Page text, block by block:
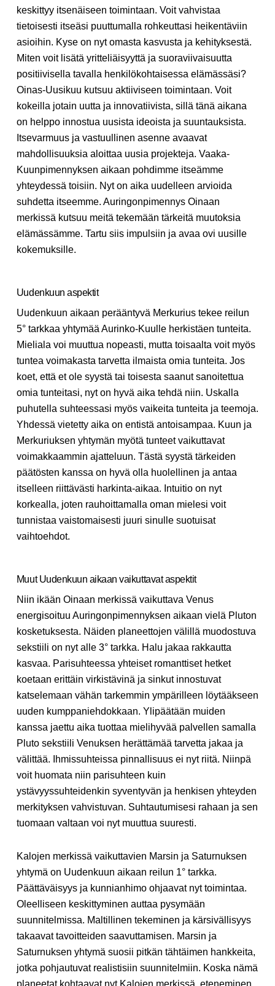
keskittyy itsenäiseen toimintaan. Voit vahvistaa
tietoisesti itseäsi puuttumalla rohkeuttasi heikentäviin
asioihin. Kyse on nyt omasta kasvusta ja kehityksestä.
Miten voit lisätä yritteliäisyyttä ja suoraviivaisuutta
positiivisella tavalla henkilökohtaisessa elämässäsi?
Oinas-Uusikuu kutsuu aktiiviseen toimintaan. Voit
kokeilla jotain uutta ja innovatiivista, sillä tänä aikana
on helppo innostua uusista ideoista ja suuntauksista.
Itsevarmuus ja vastuullinen asenne avaavat
mahdollisuuksia aloittaa uusia projekteja. Vaaka-
Kuunpimennyksen aikaan pohdimme itseämme
yhteydessä toisiin. Nyt on aika uudelleen arvioida
suhdetta itseemme. Auringonpimennys Oinaan
merkissä kutsuu meitä tekemään tärkeitä muutoksia
elämässämme. Tartu siis impulsiin ja avaa ovi uusille
kokemuksille.
Uudenkuun aspektit
Uudenkuun aikaan perääntyvä Merkurius tekee reilun
5° tarkkaa yhtymää Aurinko-Kuulle herkistäen tunteita.
Mieliala voi muuttua nopeasti, mutta toisaalta voit myös
tuntea voimakasta tarvetta ilmaista omia tunteita. Jos
koet, että et ole syystä tai toisesta saanut sanoitettua
omia tunteitasi, nyt on hyvä aika tehdä niin. Uskalla
puhutella suhteessasi myös vaikeita tunteita ja teemoja.
Yhdessä vietetty aika on entistä antoisampaa. Kuun ja
Merkuriuksen yhtymän myötä tunteet vaikuttavat
voimakkaammin ajatteluun. Tästä syystä tärkeiden
päätösten kanssa on hyvä olla huolellinen ja antaa
itselleen riittävästi harkinta-aikaa. Intuitio on nyt
korkealla, joten rauhoittamalla oman mielesi voit
tunnistaa vaistomaisesti juuri sinulle suotuisat
vaihtoehdot.
Muut Uudenkuun aikaan vaikuttavat aspektit
Niin ikään Oinaan merkissä vaikuttava Venus
energisoituu Auringonpimennyksen aikaan vielä Pluton
kosketuksesta. Näiden planeettojen välillä muodostuva
sekstiili on nyt alle 3° tarkka. Halu jakaa rakkautta
kasvaa. Parisuhteessa yhteiset romanttiset hetket
koetaan erittäin virkistävinä ja sinkut innostuvat
katselemaan vähän tarkemmin ympärilleen löytääkseen
uuden kumppaniehdokkaan. Ylipäätään muiden
kanssa jaettu aika tuottaa mielihyvää palvellen samalla
Pluto sekstiili Venuksen herättämää tarvetta jakaa ja
välittää. Ihmissuhteissa pinnallisuus ei nyt riitä. Niinpä
voit huomata niin parisuhteen kuin
ystävyyssuhteidenkin syventyvän ja henkisen yhteyden
merkityksen vahvistuvan. Suhtautumisesi rahaan ja sen
tuomaan valtaan voi nyt muuttua suuresti.
Kalojen merkissä vaikuttavien Marsin ja Saturnuksen
yhtymä on Uudenkuun aikaan reilun 1° tarkka.
Päättäväisyys ja kunnianhimo ohjaavat nyt toimintaa.
Oleelliseen keskittyminen auttaa pysymään
suunnitelmissa. Maltillinen tekeminen ja kärsivällisyys
takaavat tavoitteiden saavuttamisen. Marsin ja
Saturnuksen yhtymä suosii pitkän tähtäimen hankkeita,
jotka pohjautuvat realistisiin suunnitelmiin. Koska nämä
planeetat kohtaavat nyt Kalojen merkissä, eteneminen